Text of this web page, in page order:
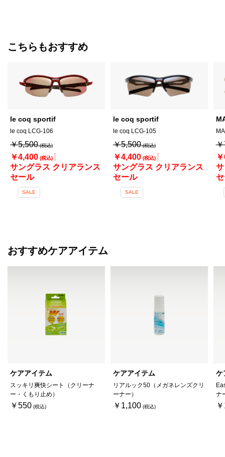
こちらもおすすめ
le coq sportif
le coq LCG-106
サングラス クリアランス
セール
￥4,400
￥5,500
SALE
le coq sportif
le coq LCG-105
サングラス クリアランス
セール
￥4,400
￥5,500
SALE
おすすめケアアイテム
ケアアイテム
スッキリ爽快シート（クリーナ
ー・くもり止め）
￥550
ケアアイテム
リアルック50（メガネレンズクリ
ーナー）
￥1,100
ケ
ナ